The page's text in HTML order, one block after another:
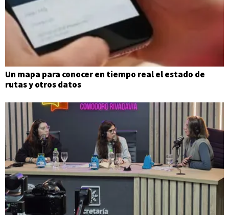
Un mapa para conocer en tiempo real el estado de
rutas y otros datos